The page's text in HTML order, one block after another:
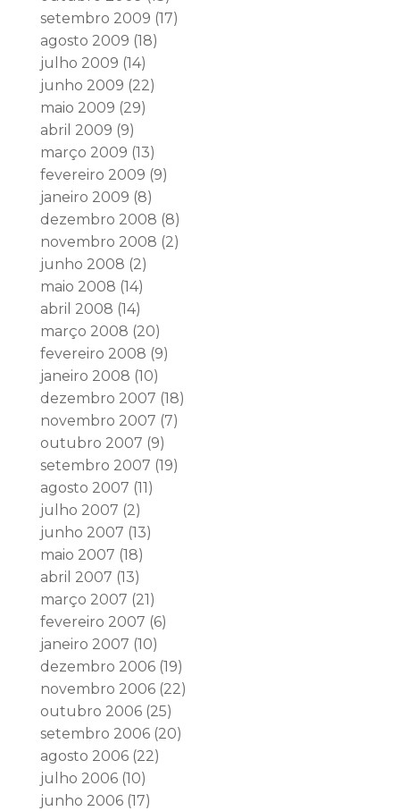
setembro 2009 (17)
agosto 2009 (18)
julho 2009 (14)
junho 2009 (22)
maio 2009 (29)
abril 2009 (9)
março 2009 (13)
fevereiro 2009 (9)
janeiro 2009 (8)
dezembro 2008 (8)
novembro 2008 (2)
junho 2008 (2)
maio 2008 (14)
abril 2008 (14)
março 2008 (20)
fevereiro 2008 (9)
janeiro 2008 (10)
dezembro 2007 (18)
novembro 2007 (7)
outubro 2007 (9)
setembro 2007 (19)
agosto 2007 (11)
julho 2007 (2)
junho 2007 (13)
maio 2007 (18)
abril 2007 (13)
março 2007 (21)
fevereiro 2007 (6)
janeiro 2007 (10)
dezembro 2006(19)
novembro 2006(22)
outubro 2006(25)
setembro 2006(20)
agosto 2006(22)
julho 2006(10)
junho 2006(17)